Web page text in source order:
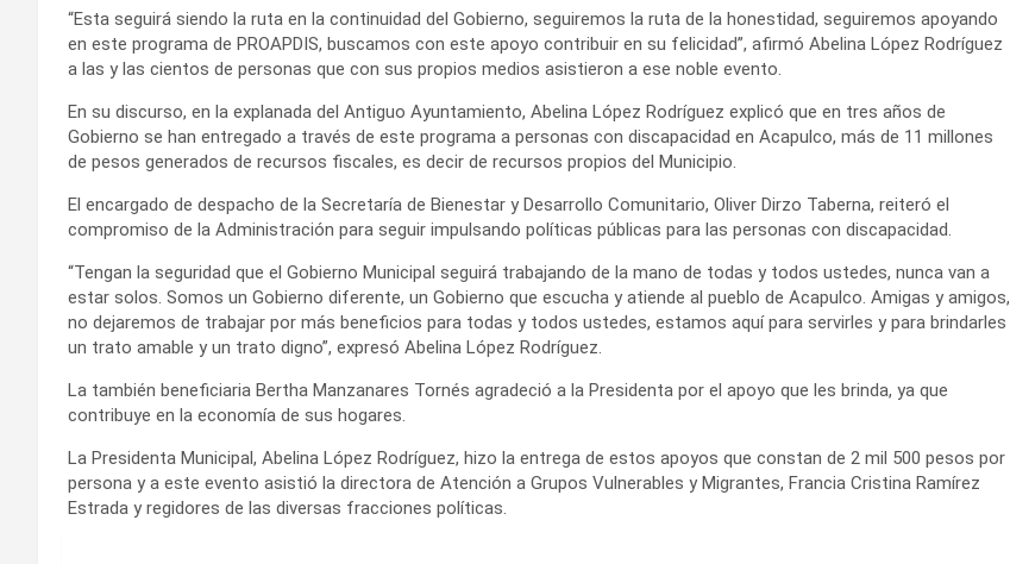
“Esta seguirá siendo la ruta en la continuidad del Gobierno, seguiremos la ruta de la honestidad, seguiremos apoyando
en este programa de PROAPDIS, buscamos con este apoyo contribuir en su felicidad”, afirmó Abelina López Rodríguez
a las y las cientos de personas que con sus propios medios asistieron a ese noble evento.
En su discurso, en la explanada del Antiguo Ayuntamiento, Abelina López Rodríguez explicó que en tres años de
Gobierno se han entregado a través de este programa a personas con discapacidad en Acapulco, más de 11 millones
de pesos generados de recursos fiscales, es decir de recursos propios del Municipio.
El encargado de despacho de la Secretaría de Bienestar y Desarrollo Comunitario, Oliver Dirzo Taberna, reiteró el
compromiso de la Administración para seguir impulsando políticas públicas para las personas con discapacidad.
“Tengan la seguridad que el Gobierno Municipal seguirá trabajando de la mano de todas y todos ustedes, nunca van a
estar solos. Somos un Gobierno diferente, un Gobierno que escucha y atiende al pueblo de Acapulco. Amigas y amigos,
no dejaremos de trabajar por más beneficios para todas y todos ustedes, estamos aquí para servirles y para brindarles
un trato amable y un trato digno”, expresó Abelina López Rodríguez.
La también beneficiaria Bertha Manzanares Tornés agradeció a la Presidenta por el apoyo que les brinda, ya que
contribuye en la economía de sus hogares.
La Presidenta Municipal, Abelina López Rodríguez, hizo la entrega de estos apoyos que constan de 2 mil 500 pesos por
persona y a este evento asistió la directora de Atención a Grupos Vulnerables y Migrantes, Francia Cristina Ramírez
Estrada y regidores de las diversas fracciones políticas.